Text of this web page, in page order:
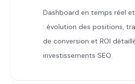
Dashboard en temps réel
: évolution des positions,
de conversion et ROI
investissements SEO.